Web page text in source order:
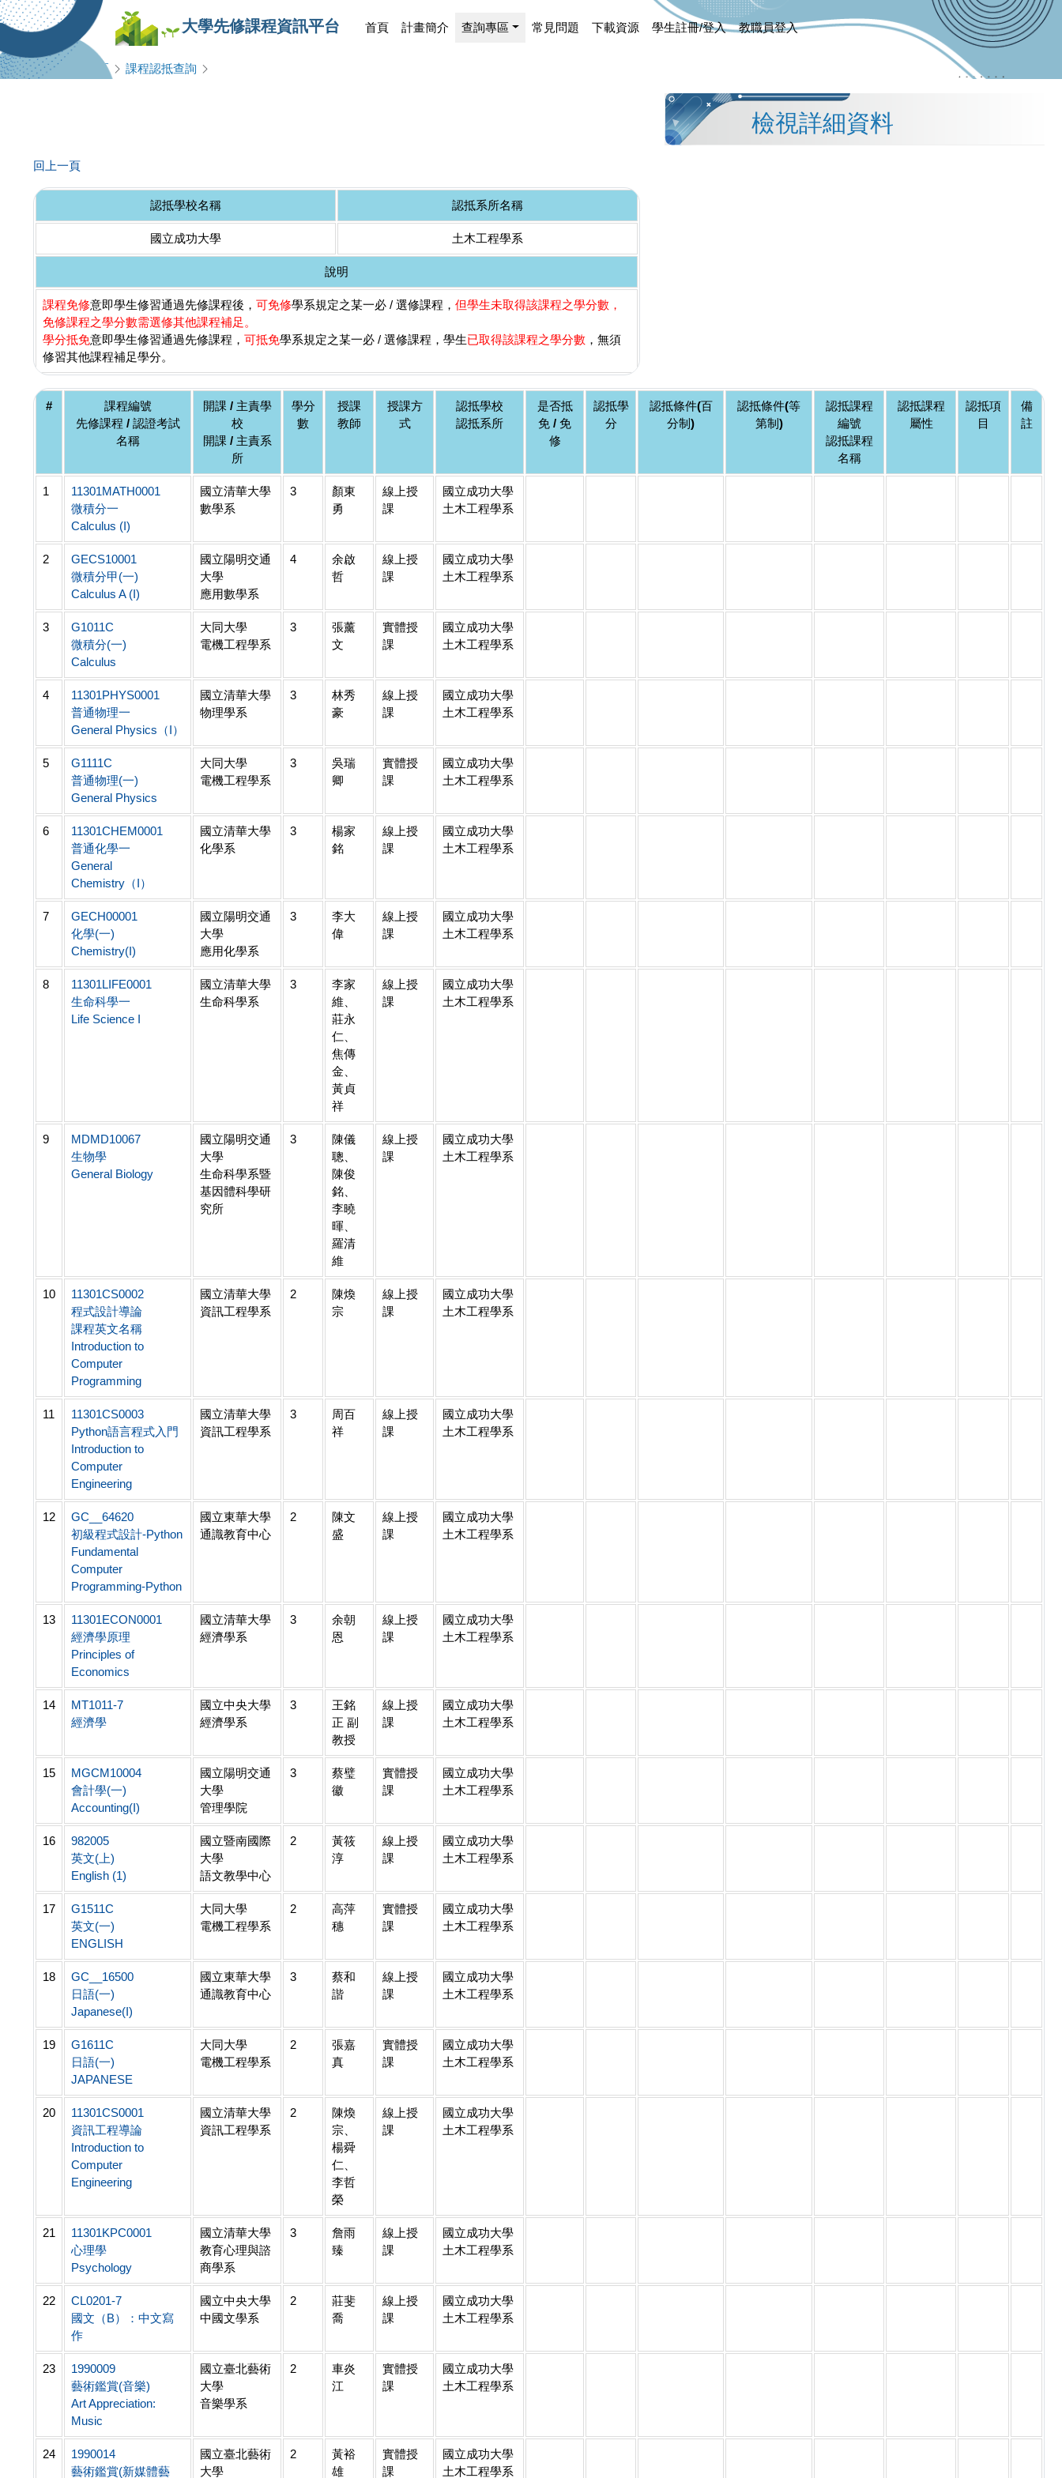
大學先修課程資訊平台 首頁 計畫簡介 查詢專區 常見問題 下載資源 學生註冊/登入 教職員登入
查詢專區 課程認抵查詢
檢視詳細資料
回上一頁
認抵學校名稱 認抵系所名稱
國立成功大學 土木工程學系
說明
課程免修意即學生修習通過先修課程後， 可免修學系規定之某一必 / 選修課程， 但學生未取得該課程之學分數，
免修課程之學分數需選修其他課程補足。
學分抵免意即學生修習通過先修課程， 可抵免學系規定之某一必 / 選修課程，學生已取得該課程之學分數 ，無須
修習其他課程補足學分。
#
課程編號
先修課程 / 認證考試
名稱
開課 / 主責學
校
開課 / 主責系
所
學分
數
授課
教師
授課方
式
認抵學校
認抵系所
是否抵
免 / 免
修
認抵學
分
認抵條件(百
分制)
認抵條件(等
第制)
認抵課程
編號
認抵課程
名稱
認抵課程
屬性
認抵項
目
備
註
1
11301MATH0001
微積分一
Calculus (I)
國立清華大學
數學系
3
顏東
勇
線上授
課
國立成功大學
土木工程學系
2
GECS10001
微積分甲(一)
Calculus A (I)
國立陽明交通
大學
應用數學系
4
余啟
哲
線上授
課
國立成功大學
土木工程學系
3
G1011C
微積分(一)
Calculus
大同大學
電機工程學系
3
張薰
文
實體授
課
國立成功大學
土木工程學系
4
11301PHYS0001
普通物理一
General Physics（I）
國立清華大學
物理學系
3
林秀
豪
線上授
課
國立成功大學
土木工程學系
5
G1111C
普通物理(一)
General Physics
大同大學
電機工程學系
3
吳瑞
卿
實體授
課
國立成功大學
土木工程學系
6
11301CHEM0001
普通化學一
General
Chemistry（I）
國立清華大學
化學系
3
楊家
銘
線上授
課
國立成功大學
土木工程學系
7
GECH00001
化學(一)
Chemistry(I)
國立陽明交通
大學
應用化學系
3
李大
偉
線上授
課
國立成功大學
土木工程學系
8
11301LIFE0001
生命科學一
Life Science I
國立清華大學
生命科學系
3
李家
維、
莊永
仁、
焦傳
金、
黃貞
祥
線上授
課
國立成功大學
土木工程學系
9
MDMD10067
生物學
General Biology
國立陽明交通
大學
生命科學系暨
基因體科學研
究所
3
陳儀
聰、
陳俊
銘、
李曉
暉、
羅清
維
線上授
課
國立成功大學
土木工程學系
10
11301CS0002
程式設計導論
課程英文名稱
Introduction to
Computer
Programming
國立清華大學
資訊工程學系
2
陳煥
宗
線上授
課
國立成功大學
土木工程學系
11
11301CS0003
Python語言程式入門
Introduction to
Computer
Engineering
國立清華大學
資訊工程學系
3
周百
祥
線上授
課
國立成功大學
土木工程學系
12
GC__64620
初級程式設計-Python
Fundamental
Computer
Programming-Python
國立東華大學
通識教育中心
2
陳文
盛
線上授
課
國立成功大學
土木工程學系
13
11301ECON0001
經濟學原理
Principles of
Economics
國立清華大學
經濟學系
3
余朝
恩
線上授
課
國立成功大學
土木工程學系
14
MT1011-7
經濟學
國立中央大學
經濟學系
3
王銘
正 副
教授
線上授
課
國立成功大學
土木工程學系
15
MGCM10004
會計學(一)
Accounting(I)
國立陽明交通
大學
管理學院
3
蔡璧
徽
實體授
課
國立成功大學
土木工程學系
16
982005
英文(上)
English (1)
國立暨南國際
大學
語文教學中心
2
黃筱
淳
線上授
課
國立成功大學
土木工程學系
17
G1511C
英文(一)
ENGLISH
大同大學
電機工程學系
2
高萍
穗
實體授
課
國立成功大學
土木工程學系
18
GC__16500
日語(一)
Japanese(I)
國立東華大學
通識教育中心
3
蔡和
諧
線上授
課
國立成功大學
土木工程學系
19
G1611C
日語(一)
JAPANESE
大同大學
電機工程學系
2
張嘉
真
實體授
課
國立成功大學
土木工程學系
20
11301CS0001
資訊工程導論
Introduction to
Computer
Engineering
國立清華大學
資訊工程學系
2
陳煥
宗、
楊舜
仁、
李哲
榮
線上授
課
國立成功大學
土木工程學系
21
11301KPC0001
心理學
Psychology
國立清華大學
教育心理與諮
商學系
3
詹雨
臻
線上授
課
國立成功大學
土木工程學系
22
CL0201-7
國文（B）：中文寫
作
國立中央大學
中國文學系
2
莊斐
喬
線上授
課
國立成功大學
土木工程學系
23
1990009
藝術鑑賞(音樂)
Art Appreciation:
Music
國立臺北藝術
大學
音樂學系
2
車炎
江
實體授
課
國立成功大學
土木工程學系
24
1990014
藝術鑑賞(新媒體藝
國立臺北藝術
大學
2
黃裕
雄
實體授
課
國立成功大學
土木工程學系